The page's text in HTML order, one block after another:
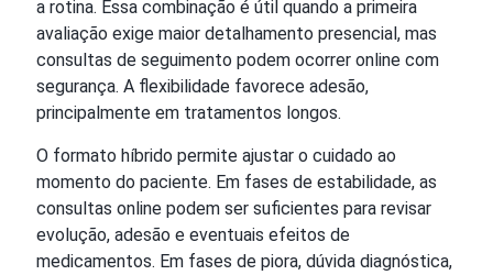
a rotina. Essa combinação é útil quando a primeira
avaliação exige maior detalhamento presencial, mas
consultas de seguimento podem ocorrer online com
segurança. A flexibilidade favorece adesão,
principalmente em tratamentos longos.
O formato híbrido permite ajustar o cuidado ao
momento do paciente. Em fases de estabilidade, as
consultas online podem ser suficientes para revisar
evolução, adesão e eventuais efeitos de
medicamentos. Em fases de piora, dúvida diagnóstica,